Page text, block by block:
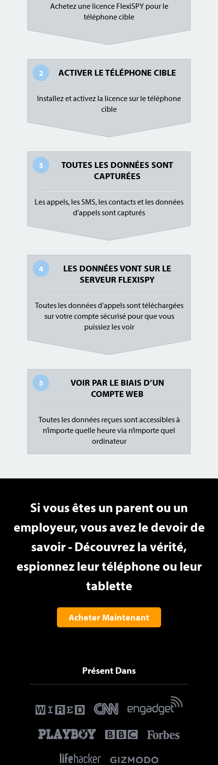
Achetez une licence FlexiSPY pour le
téléphone cible
2 ACTIVER LE TÉLÉPHONE CIBLE
Installez et activez la licence sur le téléphone
cible
3
TOUTES LES DONNÉES SONT
CAPTURÉES
Les appels, les SMS, les contacts et les données
d’appels sont capturés
4
LES DONNÉES VONT SUR LE
SERVEUR FLEXISPY
Toutes les données d’appels sont téléchargées
sur votre compte sécurisé pour que vous
puissiez les voir
5
VOIR PAR LE BIAIS D’UN
COMPTE WEB
Toutes les données reçues sont accessibles à
n’importe quelle heure via n’importe quel
ordinateur
Si vous êtes un parent ou un
employeur, vous avez le devoir de
savoir - Découvrez la vérité,
espionnez leur téléphone ou leur
tablette
Acheter Maintenant
Présent Dans